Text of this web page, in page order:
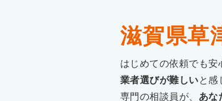
滋賀県草
はじめての依頼でも安
業者選びが難しいと感
専門の相談員が、 あな